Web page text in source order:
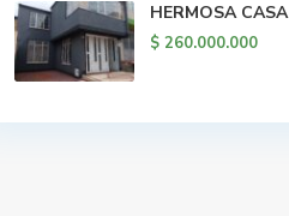
HERMOSA CASA
$ 260.000.000